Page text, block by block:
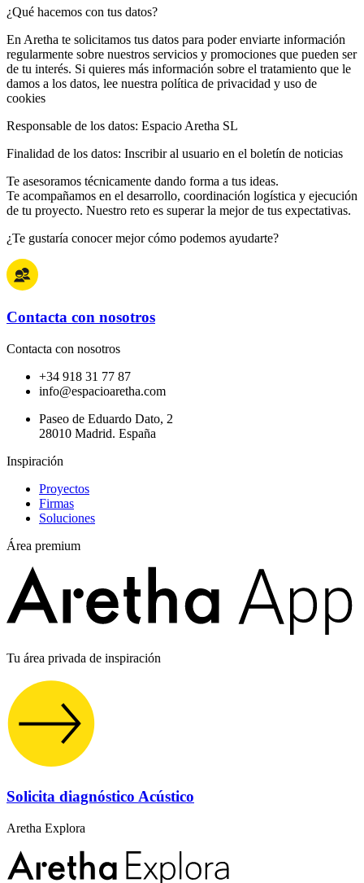
¿Qué hacemos con tus datos?
En Aretha te solicitamos tus datos para poder enviarte información
regularmente sobre nuestros servicios y promociones que pueden ser
de tu interés. Si quieres más información sobre el tratamiento que le
damos a los datos, lee nuestra política de privacidad y uso de
cookies
Responsable de los datos: Espacio Aretha SL
Finalidad de los datos: Inscribir al usuario en el boletín de noticias
Te asesoramos técnicamente dando forma a tus ideas.
Te acompañamos en el desarrollo, coordinación logística y ejecución
de tu proyecto. Nuestro reto es superar la mejor de tus expectativas.
¿Te gustaría conocer mejor cómo podemos ayudarte?
Contacta con nosotros
Contacta con nosotros
+34 918 31 77 87
info@espacioaretha.com
Paseo de Eduardo Dato, 2
28010 Madrid. España
Inspiración
Proyectos
Firmas
Soluciones
Área premium
Tu área privada de inspiración
Solicita diagnóstico Acústico
Aretha Explora